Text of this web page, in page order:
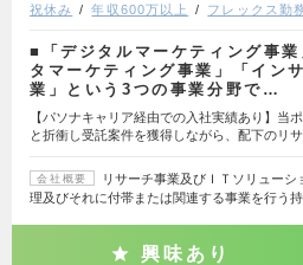
祝休み
年収600万以上 フレックス勤
■「デジタルマーケティング事業
タマーケティング事業」「イン
業」という3つの事業分野で…
【パソナキャリア経由での入社実績あり】当
と折衝し受託案件を獲得しながら、配下のリ
会社概要
リサーチ事業及びＩＴソリュー
理及びそれに付帯または関連する事業を行う
興味あり